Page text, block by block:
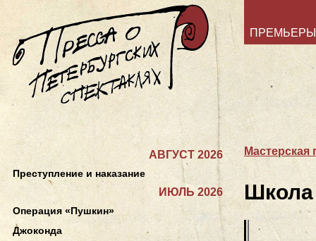
ПРЕМЬЕРЫ
Мастерская
Школа
АВГУСТ 2026
Преступление и наказание
ИЮЛЬ 2026
Операция «Пушкин»
Джоконда